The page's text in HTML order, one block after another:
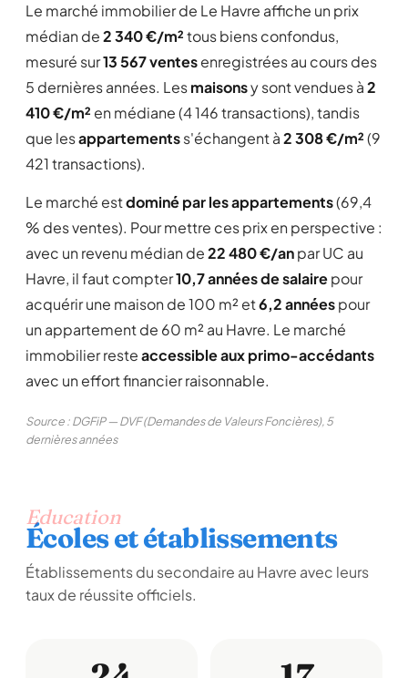
Le marché immobilier de Le Havre affiche un prix
médian de2 340 €/m²tous biens confondus,
mesuré sur13 567 ventesenregistrées au cours des
5 dernières années. Lesmaisonsy sont vendues à2
410 €/m² en médiane (4 146 transactions), tandis
que lesappartementss'échangent à2 308 €/m²(9
421 transactions).
Le marché estdominé par les appartements(69,4
% des ventes). Pour mettre ces prix en perspective :
avec un revenu médian de22 480 €/anpar UC au
Havre, il faut compter10,7 années de salairepour
acquérir une maison de 100 m² et6,2 annéespour
un appartement de 60 m² au Havre. Le marché
immobilier resteaccessible aux primo-accédants
avec un effort financier raisonnable.
Source : DGFiP — DVF (Demandes de Valeurs Foncières), 5
dernières années
Education
Écoles et établissements
Établissements du secondaire au Havre avec leurs
taux de réussite officiels.